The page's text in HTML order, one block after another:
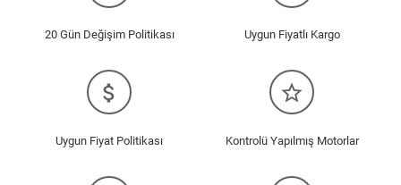
20 Gün Değişim Politikası Uygun Fiyatlı Kargo
attach_money
Uygun Fiyat Politikası
star_border
Kontrolü Yapılmış Motorlar